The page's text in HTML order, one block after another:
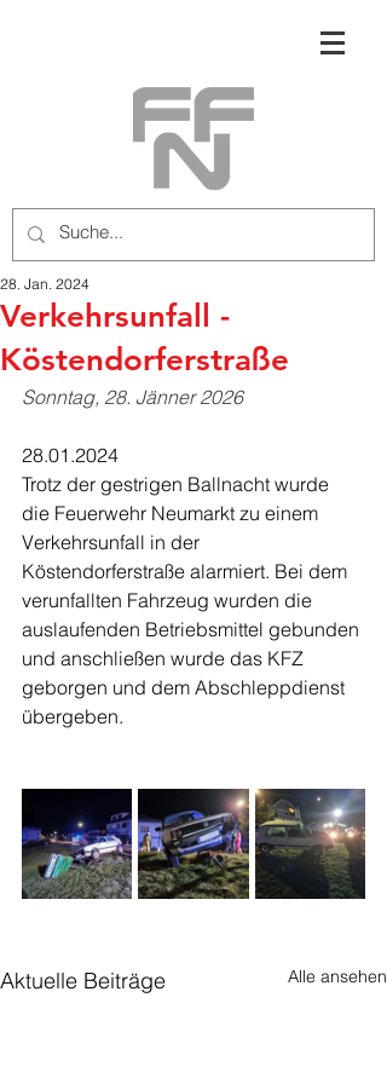
Verkehrsunfall -
Köstendorferstraße
28. Jan. 2024
Sonntag, 28. Jänner 2026
28.01.2024
Trotz der gestrigen Ballnacht wurde
die Feuerwehr Neumarkt zu einem
Verkehrsunfall in der
Köstendorferstraße alarmiert. Bei dem
verunfallten Fahrzeug wurden die
auslaufenden Betriebsmittel gebunden
und anschließen wurde das KFZ
geborgen und dem Abschleppdienst
übergeben.
Aktuelle Beiträge Alle ansehen